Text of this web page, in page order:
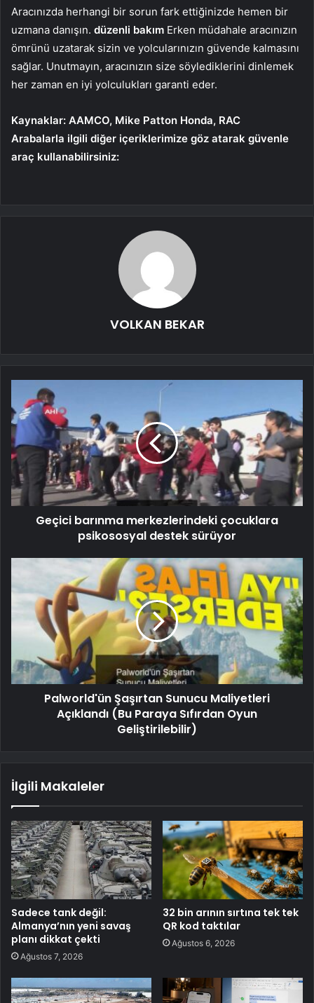
Aracınızda herhangi bir sorun fark ettiğinizde hemen bir
uzmana danışın. düzenli bakım Erken müdahale aracınızın
ömrünü uzatarak sizin ve yolcularınızın güvende kalmasını
sağlar. Unutmayın, aracınızın size söylediklerini dinlemek
her zaman en iyi yolculukları garanti eder.
Kaynaklar: AAMCO, Mike Patton Honda, RAC
Arabalarla ilgili diğer içeriklerimize göz atarak güvenle
araç kullanabilirsiniz:
VOLKAN BEKAR
Geçici barınma merkezlerindeki çocuklara
psikososyal destek sürüyor
Palworld'ün Şaşırtan Sunucu Maliyetleri
Açıklandı (Bu Paraya Sıfırdan Oyun
Geliştirilebilir)
İlgili Makaleler
Sadece tank değil:
Almanya’nın yeni savaş
planı dikkat çekti
Ağustos 7, 2026
32 bin arının sırtına tek tek
QR kod taktılar
Ağustos 6, 2026